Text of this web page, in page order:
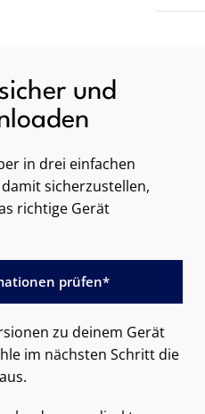
und
in drei einfachen
sicherzustellen,
richtige Gerät
prüfen*
zu deinem Gerät
im nächsten Schritt die